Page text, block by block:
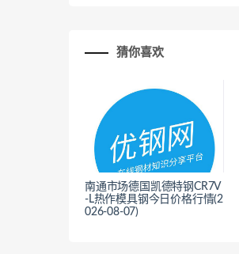
猜你喜欢
南通市场德国凯德特钢CR7V
-L热作模具钢今日价格行情(2
026-08-07)